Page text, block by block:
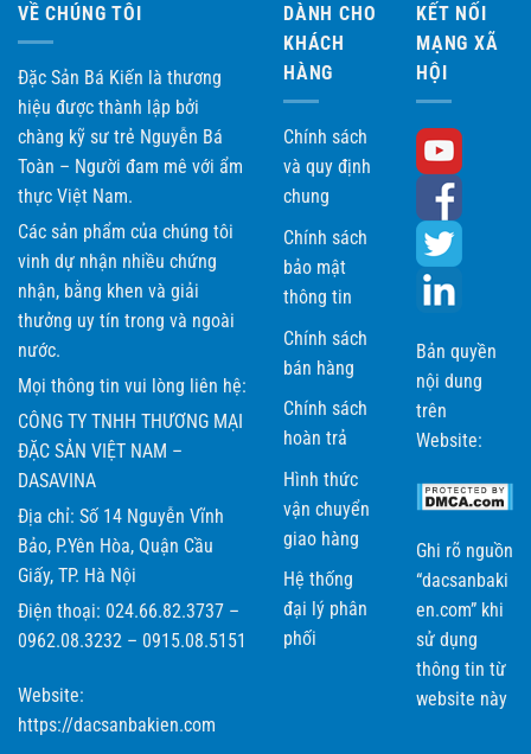
VỀ CHÚNG TÔI
Đặc Sản Bá Kiến là thương
hiệu được thành lập bởi
chàng kỹ sư trẻ Nguyễn Bá
Toàn – Người đam mê với ẩm
thực Việt Nam.
Các sản phẩm của chúng tôi
vinh dự nhận nhiều chứng
nhận, bằng khen và giải
thưởng uy tín trong và ngoài
nước.
Mọi thông tin vui lòng liên hệ:
CÔNG TY TNHH THƯƠNG MẠI
ĐẶC SẢN VIỆT NAM –
DASAVINA
Địa chỉ: Số 14 Nguyễn Vĩnh
Bảo, P.Yên Hòa, Quận Cầu
Giấy, TP. Hà Nội
Điện thoại: 024.66.82.3737 –
0962.08.3232 – 0915.08.5151
Website:
https://dacsanbakien.com
DÀNH CHO
KHÁCH
HÀNG
Chính sách
và quy định
chung
Chính sách
bảo mật
thông tin
Chính sách
bán hàng
Chính sách
hoàn trả
Hình thức
vận chuyển
giao hàng
Hệ thống
đại lý phân
phối
KẾT NỐI
MẠNG XÃ
HỘI
Bản quyền
nội dung
trên
Website:
Ghi rõ nguồn
“dacsanbaki
en.com” khi
sử dụng
thông tin từ
website này